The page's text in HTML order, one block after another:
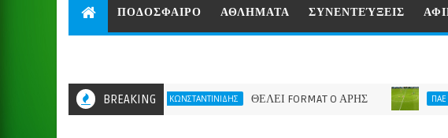
ΠΟΔΟΣΦΑΙΡΟ ΑΘΛΗΜΑΤΑ ΣΥΝΕΝΤΕΎΞΕΙΣ
BREAKING
ΣΑΒΒΑΣ ΚΩΝΣΤΑΝΤΙΝΙΔΗΣ ΘΕΛΕΙ FORMAT O ΑΡΗΣ ΠΑΕ ΑΡΗΣ Η